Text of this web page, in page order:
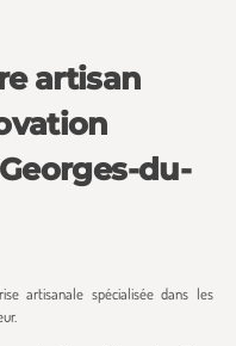
artisan
du-
artisanale spécialisée dans les